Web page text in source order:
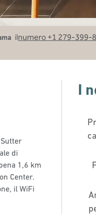
ilnumero +1 279-399-
di
1,6 km
Center.
il WiFi
I